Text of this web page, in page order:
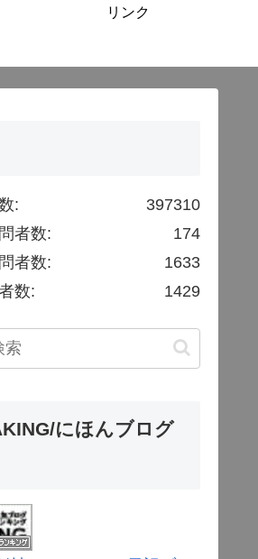
リンク
397310
:
174
者数:
1633
者数:
1429
数:
にほんブログ